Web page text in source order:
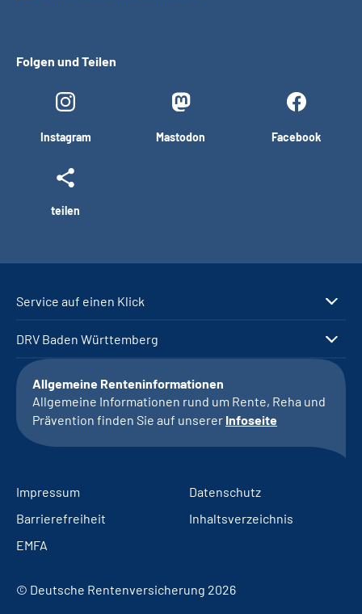
Folgen und Teilen
Instagram Mastodon Facebook
teilen
Service auf einen Klick
DRV Baden Württemberg
Allgemeine Renteninformationen
Allgemeine Informationen rund um Rente, Reha und
Prävention finden Sie auf unserer Infoseite
Impressum
Datenschutz
Barrierefreiheit
Inhaltsverzeichnis
EMFA
© Deutsche Rentenversicherung 2026